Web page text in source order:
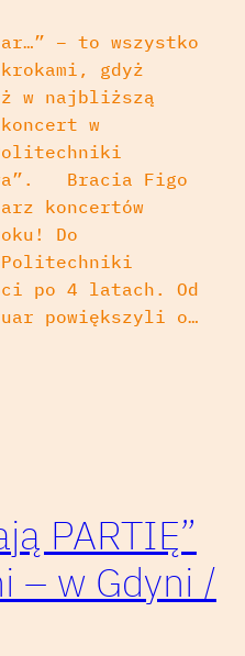
– to wszystko
gdyż
w najbliższą
w
Bracia Figo
koncertów
Do
Politechniki
po 4 latach. Od
powiększyli o…
PARTIĘ”
– w Gdyni /